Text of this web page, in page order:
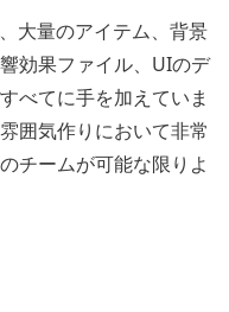
大量のアイテム、背景
効果ファイル、UIのデ
べてに手を加えていま
囲気作りにおいて非常
チームが可能な限りよ